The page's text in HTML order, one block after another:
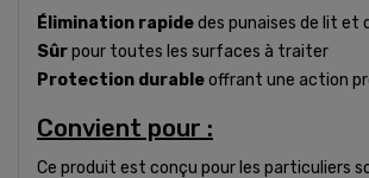
Élimination rapidedes punaises de lit et
Sûrpour toutes les surfaces à traiter
Protection durableoffrant une action
Convient pour :
Ce produit est conçu pour les particuliers